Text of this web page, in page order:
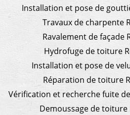
Installation et pose de
Travaux de charpente
Ravalement de façade
Hydrofuge de toiture
Installation et pose de
Réparation de toiture
Vérification et recherche fuite
Demoussage de toiture